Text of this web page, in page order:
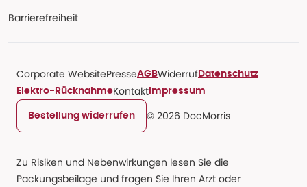
Barrierefreiheit
Corporate WebsitePresseAGBWiderruf Datenschutz
Elektro-RücknahmeKontakt Impressum
Bestellung widerrufen © 2026 DocMorris
Zu Risiken und Nebenwirkungen lesen Sie die
Packungsbeilage und fragen Sie Ihren Arzt oder